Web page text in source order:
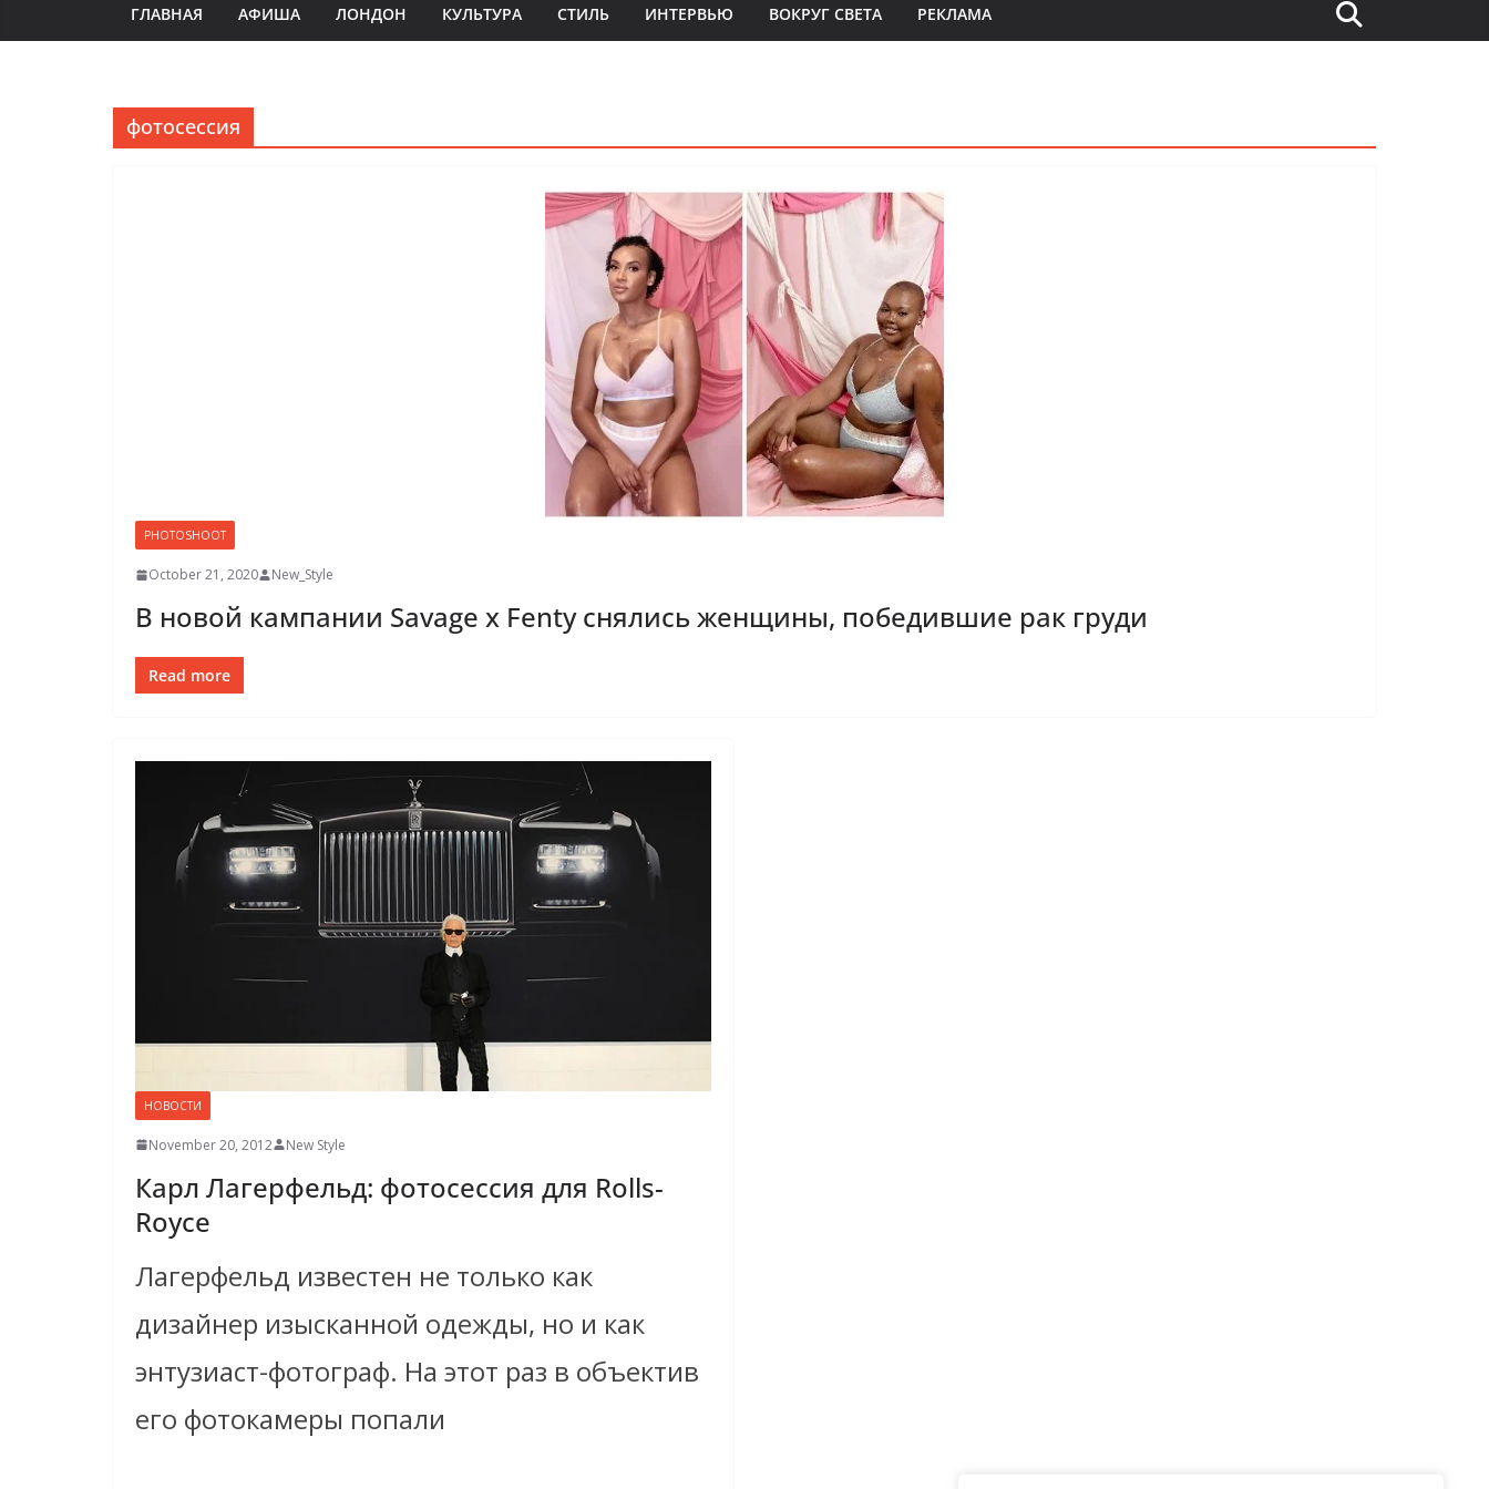
ГЛАВНАЯ АФИША ЛОНДОН КУЛЬТУРА СТИЛЬ ИНТЕРВЬЮ ВОКРУГ СВЕТА РЕКЛАМА
фотосессия
PHOTOSHOOT
October 21, 2020 New_Style
В новой кампании Savage x Fenty снялись женщины, победившие рак груди
Read more
НОВОСТИ
November 20, 2012 New Style
Карл Лагерфельд: фотосессия для Rolls-
Royce
Лагерфельд известен не только как
дизайнер изысканной одежды, но и как
энтузиаст-фотограф. На этот раз в объектив
его фотокамеры попали